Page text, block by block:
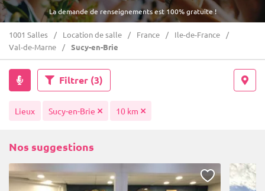
La demande de renseignements est 100% gratuite !
1001 Salles Location de salle France
Ile-de-France
Val-de-Marne
Sucy-en-Brie
Filtrer (3)
Lieux Sucy-en-Brie 10 km
Nos suggestions